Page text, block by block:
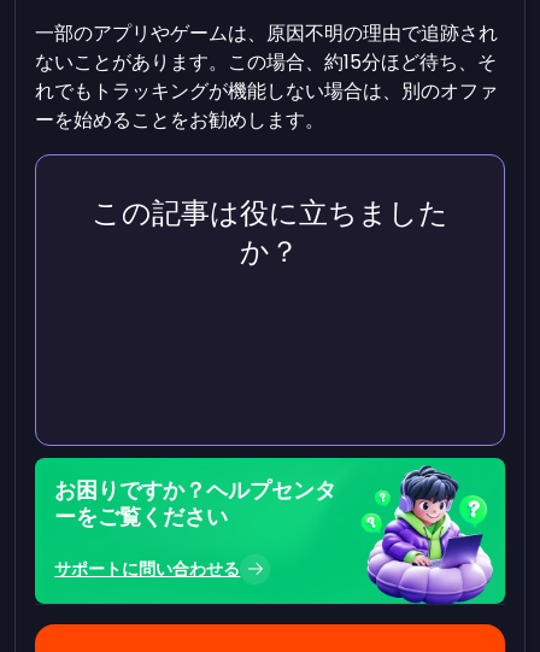
一部のアプリやゲームは、原因不明の理由で追跡され
ないことがあります。この場合、約15分ほど待ち、そ
れでもトラッキングが機能しない場合は、別のオファ
ーを始めることをお勧めします。
この記事は役に立ちました
か？
お困りですか？ヘルプセンタ
ーをご覧ください
サポートに問い合わせる